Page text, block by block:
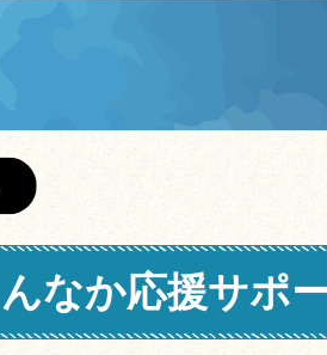
なか応援サポ